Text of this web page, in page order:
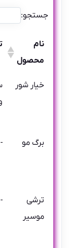
جستجو:
نام
محصول
خیار شور
برگ مو -
ترشی
موسیر
-